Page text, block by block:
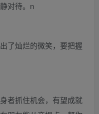
对待。n
了灿烂的微笑，要把握
者抓住机会，有望成就